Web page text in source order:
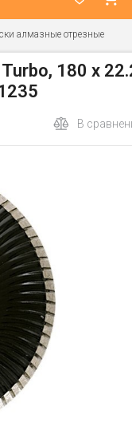
алмазные отрезные
180 х
В